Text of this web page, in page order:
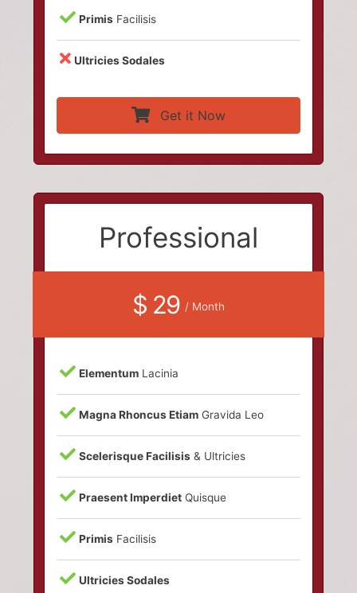
PrimisFacilisis
Ultricies Sodales
Get it Now
Professional
$ 29 / Month
ElementumLacinia
Magna Rhoncus EtiamGravida Leo
Scelerisque Facilisis& Ultricies
Praesent ImperdietQuisque
PrimisFacilisis
Ultricies Sodales